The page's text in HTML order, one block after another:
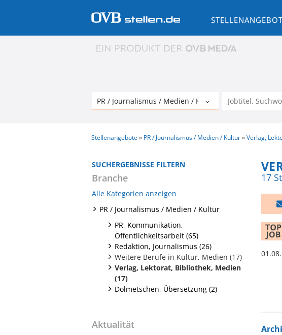
Stellenangebote PR / Journalismus / Medien / Kultur Verlag,
SUCHERGEBNISSE FILTERN
Branche
Alle Kategorien anzeigen
PR / Journalismus / Medien / Kultur
PR, Kommunikation,
Öffentlichkeitsarbeit (65)
Redaktion, Journalismus (26)
Weitere Berufe in Kultur, Medien (17)
Verlag, Lektorat, Bibliothek, Medien
(17)
Dolmetschen, Übersetzung (2)
Aktualität
17